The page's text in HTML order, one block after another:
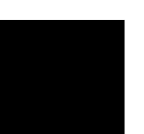
é o fato de que ele